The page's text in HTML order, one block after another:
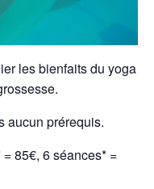
les bienfaits du yoga
aucun prérequis.
85€, 6 séances* =